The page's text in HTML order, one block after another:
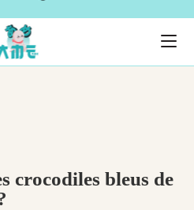
crocodiles bleus de